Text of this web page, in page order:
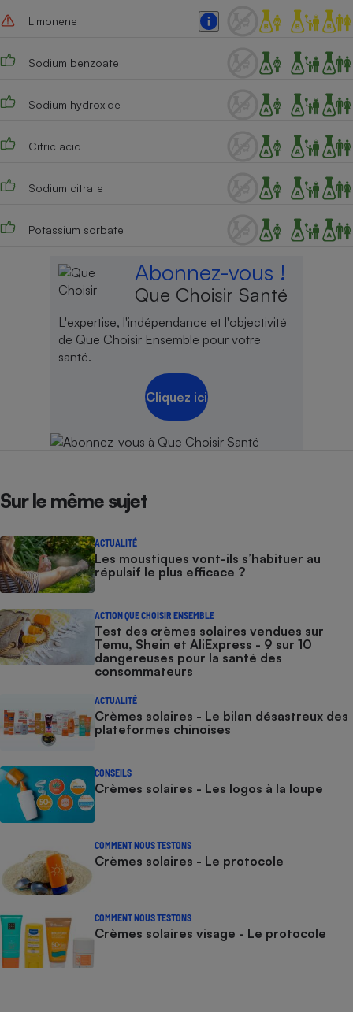
Limonene
Sodium benzoate
Sodium hydroxide
Citric acid
Sodium citrate
Potassium sorbate
Abonnez-vous !
Que Choisir Santé
L'expertise, l'indépendance et l'objectivité
de Que Choisir Ensemble pour votre
santé.
Cliquez ici
Sur le même sujet
ACTUALITÉ
Les moustiques vont-ils s’habituer au
répulsif le plus efficace ?
ACTION QUE CHOISIR ENSEMBLE
Test des crèmes solaires vendues sur
Temu, Shein et AliExpress - 9 sur 10
dangereuses pour la santé des
consommateurs
ACTUALITÉ
Crèmes solaires - Le bilan désastreux des
plateformes chinoises
CONSEILS
Crèmes solaires - Les logos à la loupe
COMMENT NOUS TESTONS
Crèmes solaires - Le protocole
COMMENT NOUS TESTONS
Crèmes solaires visage - Le protocole